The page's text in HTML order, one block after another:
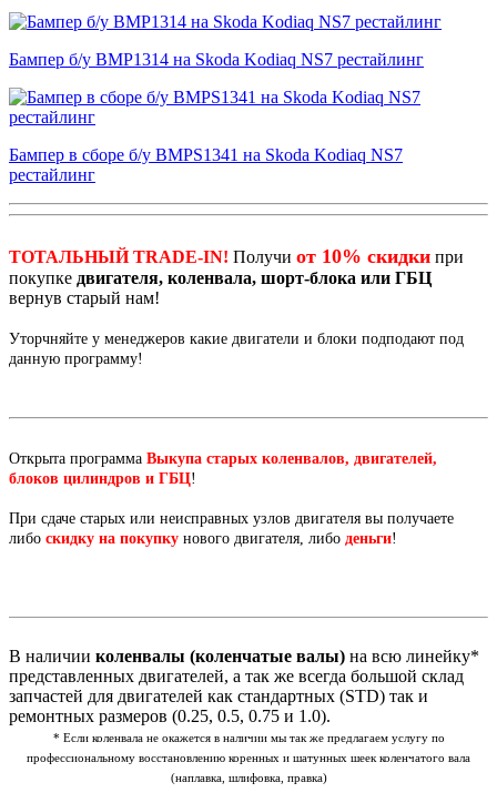
Бампер б/у BMP1314 на Skoda Kodiaq NS7 рестайлинг
Бампер в сборе б/у BMPS1341 на Skoda Kodiaq NS7
рестайлинг
ТОТАЛЬНЫЙ TRADE-IN! Получи от 10% скидки при
покупке двигателя, коленвала, шорт-блока или ГБЦ
вернув старый нам!
Уторчняйте у менеджеров какие двигатели и блоки подподают под
данную программу!
Открыта программа Выкупа старых коленвалов, двигателей,
блоков цилиндров и ГБЦ!
При сдаче старых или неисправных узлов двигателя вы получаете
либо скидку на покупку нового двигателя, либо деньги!
В наличии коленвалы (коленчатые валы) на всю линейку*
представленных двигателей, а так же всегда большой склад
запчастей для двигателей как стандартных (STD) так и
ремонтных размеров (0.25, 0.5, 0.75 и 1.0).
* Если коленвала не окажется в наличии мы так же предлагаем услугу по
профессиональному восстановлению коренных и шатунных шеек коленчатого вала
(наплавка, шлифовка, правка)